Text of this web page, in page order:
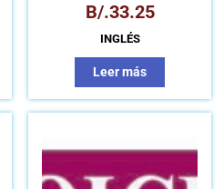
B/.33.25
INGLÉS
Leer más